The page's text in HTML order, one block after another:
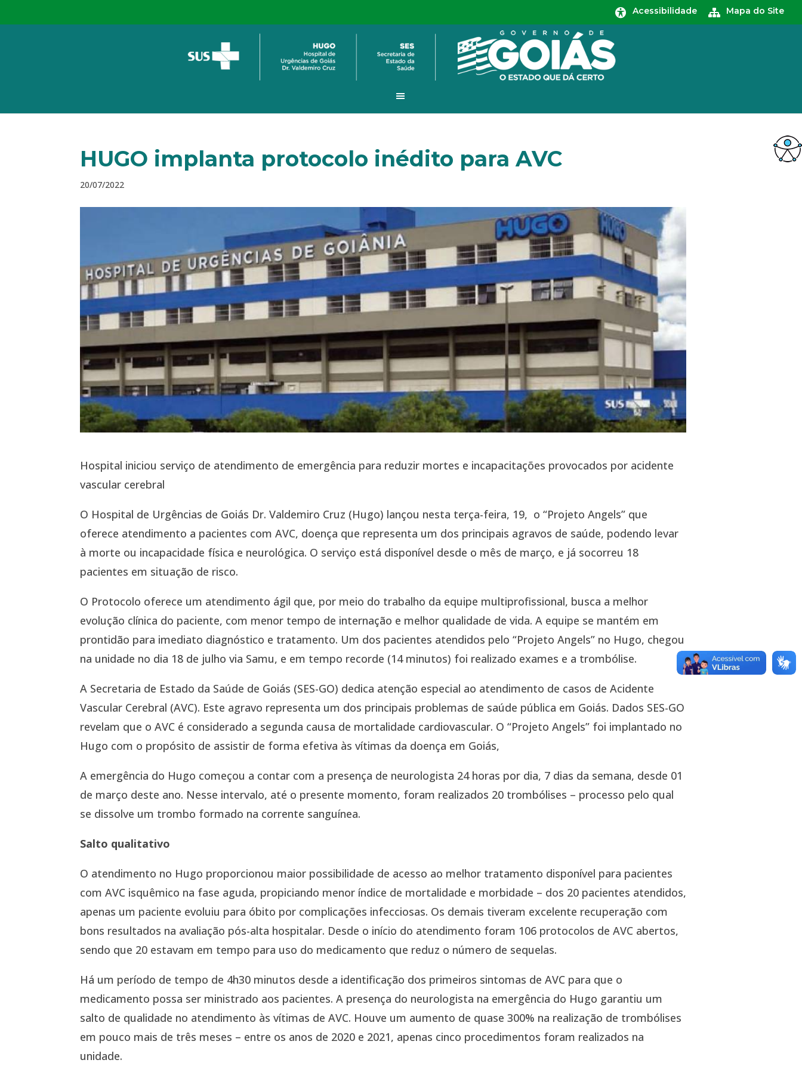
Acessibilidade Mapa do Site
HUGO implanta protocolo inédito para AVC
20/07/2022
Hospital iniciou serviço de atendimento de emergência para reduzir mortes e incapacitações provocados por acidente
vascular cerebral
O Hospital de Urgências de Goiás Dr. Valdemiro Cruz (Hugo) lançou nesta terça-feira, 19, o “Projeto Angels” que
oferece atendimento a pacientes com AVC, doença que representa um dos principais agravos de saúde, podendo levar
à morte ou incapacidade física e neurológica. O serviço está disponível desde o mês de março, e já socorreu 18
pacientes em situação de risco.
O Protocolo oferece um atendimento ágil que, por meio do trabalho da equipe multiprofissional, busca a melhor
evolução clínica do paciente, com menor tempo de internação e melhor qualidade de vida. A equipe se mantém em
prontidão para imediato diagnóstico e tratamento. Um dos pacientes atendidos pelo “Projeto Angels” no Hugo, chegou
na unidade no dia 18 de julho via Samu, e em tempo recorde (14 minutos) foi realizado exames e a trombólise.
A Secretaria de Estado da Saúde de Goiás (SES-GO) dedica atenção especial ao atendimento de casos de Acidente
Vascular Cerebral (AVC). Este agravo representa um dos principais problemas de saúde pública em Goiás. Dados SES-GO
revelam que o AVC é considerado a segunda causa de mortalidade cardiovascular. O “Projeto Angels” foi implantado no
Hugo com o propósito de assistir de forma efetiva às vítimas da doença em Goiás,
A emergência do Hugo começou a contar com a presença de neurologista 24 horas por dia, 7 dias da semana, desde 01
de março deste ano. Nesse intervalo, até o presente momento, foram realizados 20 trombólises – processo pelo qual
se dissolve um trombo formado na corrente sanguínea.
Salto qualitativo
O atendimento no Hugo proporcionou maior possibilidade de acesso ao melhor tratamento disponível para pacientes
com AVC isquêmico na fase aguda, propiciando menor índice de mortalidade e morbidade – dos 20 pacientes atendidos,
apenas um paciente evoluiu para óbito por complicações infecciosas. Os demais tiveram excelente recuperação com
bons resultados na avaliação pós-alta hospitalar. Desde o início do atendimento foram 106 protocolos de AVC abertos,
sendo que 20 estavam em tempo para uso do medicamento que reduz o número de sequelas.
Há um período de tempo de 4h30 minutos desde a identificação dos primeiros sintomas de AVC para que o
medicamento possa ser ministrado aos pacientes. A presença do neurologista na emergência do Hugo garantiu um
salto de qualidade no atendimento às vítimas de AVC. Houve um aumento de quase 300% na realização de trombólises
em pouco mais de três meses – entre os anos de 2020 e 2021, apenas cinco procedimentos foram realizados na
unidade.